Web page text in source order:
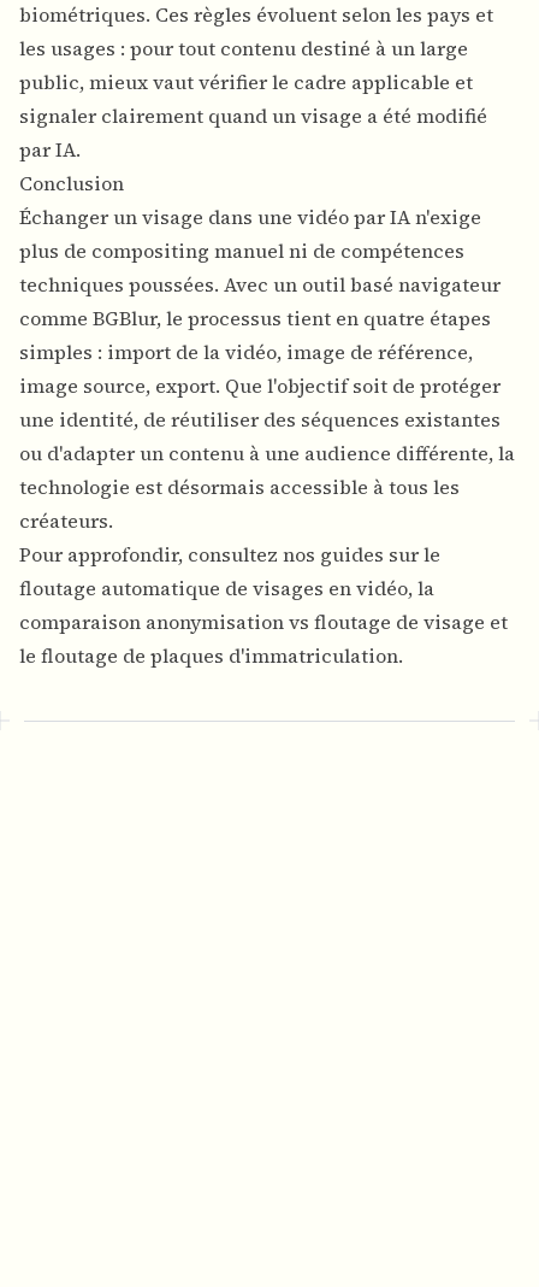
biométriques. Ces règles évoluent selon les pays et
les usages : pour tout contenu destiné à un large
public, mieux vaut vérifier le cadre applicable et
signaler clairement quand un visage a été modifié
par IA.
Conclusion
Échanger un visage dans une vidéo par IA n'exige
plus de compositing manuel ni de compétences
techniques poussées. Avec un outil basé navigateur
comme BGBlur, le processus tient en quatre étapes
simples : import de la vidéo, image de référence,
image source, export. Que l'objectif soit de protéger
une identité, de réutiliser des séquences existantes
ou d'adapter un contenu à une audience différente, la
technologie est désormais accessible à tous les
créateurs.
Pour approfondir, consultez nos guides sur le
floutage automatique de visages en vidéo, la
comparaison anonymisation vs floutage de visage et
le floutage de plaques d'immatriculation.